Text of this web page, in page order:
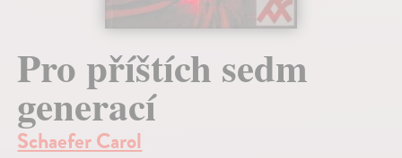
Pro příštích sedm
generací
Schaefer Carol